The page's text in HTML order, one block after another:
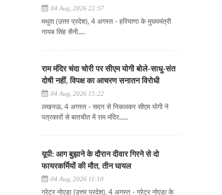
04 Aug, 2026 22:57
मथुरा (उत्तर प्रदेश), 4 अगस्त - हरियाणा के मुख्यमंत्री
नायब सिंह सैनी.....
राम मंदिर चंदा चोरी पर सीएम योगी बोले-साधु-संत
दोषी नहीं, विपक्ष का आचरण सनातन विरोधी
04 Aug, 2026 15:22
लखनऊ, 4 अगस्त - सदन से निकलकर सीएम योगी ने
पत्रकारों से बातचीत में राम मंदिर......
यूपी: आग बुझाने के दौरान दीवार गिरने से दो
फायरकर्मियों की मौत, तीन घायल
04 Aug, 2026 11:10
ग्रेटर नोएडा (उत्तर प्रदेश), 4 अगस्त - ग्रेटर नोएडा के